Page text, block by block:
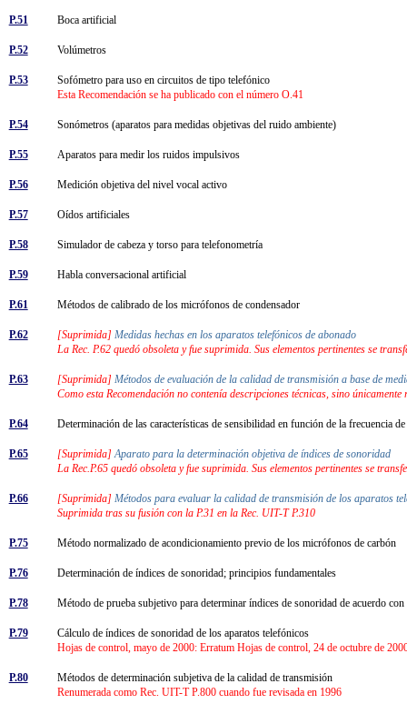
P.51 Boca artificial
P.52 Volúmetros
P.53
Sofómetro para uso en circuitos de tipo telefónico
Esta Recomendación se ha publicado con el número O.41
P.54 Sonómetros (aparatos para medidas objetivas del ruido ambiente)
P.55 Aparatos para medir los ruidos impulsivos
P.56 Medición objetiva del nivel vocal activo
P.57 Oídos artificiales
P.58 Simulador de cabeza y torso para telefonometría
P.59 Habla conversacional artificial
P.61 Métodos de calibrado de los micrófonos de condensador
P.62 [Suprimida] Medidas hechas en los aparatos telefónicos de abonado
La Rec. P.62 quedó obsoleta y fue suprimida. Sus elementos pertinentes se
P.63 [Suprimida] Métodos de evaluación de la calidad de transmisión a base de
Como esta Recomendación no contenía descripciones técnicas, sino
P.64 Determinación de las características de sensibilidad en función de la frecuencia
P.65 [Suprimida] Aparato para la determinación objetiva de índices de sonoridad
La Rec.P.65 quedó obsoleta y fue suprimida. Sus elementos pertinentes se
P.66 [Suprimida] Métodos para evaluar la calidad de transmisión de los aparatos
Suprimida tras su fusión con la P.31 en la Rec. UIT-T P.310
P.75 Método normalizado de acondicionamiento previo de los micrófonos de carbón
P.76 Determinación de índices de sonoridad; principios fundamentales
P.78 Método de prueba subjetivo para determinar índices de sonoridad de acuerdo
P.79
Cálculo de índices de sonoridad de los aparatos telefónicos
Hojas de control, mayo de 2000: Erratum Hojas de control, 24 de octubre de
P.80
Métodos de determinación subjetiva de la calidad de transmisión
Renumerada como Rec. UIT-T P.800 cuando fue revisada en 1996